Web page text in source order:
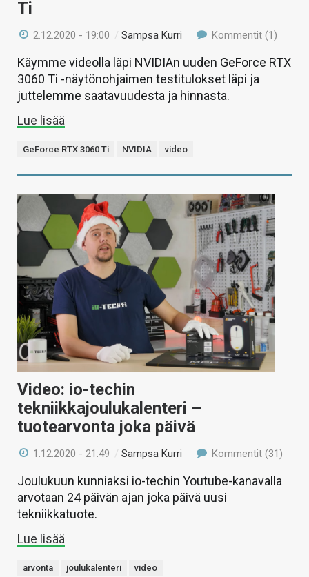
Ti
2.12.2020 - 19:00 /Sampsa Kurri Kommentit (1)
Käymme videolla läpi NVIDIAn uuden GeForce RTX
3060 Ti -näytönohjaimen testitulokset läpi ja
juttelemme saatavuudesta ja hinnasta.
Lue lisää
GeForce RTX 3060 Ti NVIDIA video
Video: io-techin
tekniikkajoulukalenteri –
tuotearvonta joka päivä
1.12.2020 - 21:49 /Sampsa Kurri Kommentit (31)
Joulukuun kunniaksi io-techin Youtube-kanavalla
arvotaan 24 päivän ajan joka päivä uusi
tekniikkatuote.
Lue lisää
arvonta joulukalenteri video